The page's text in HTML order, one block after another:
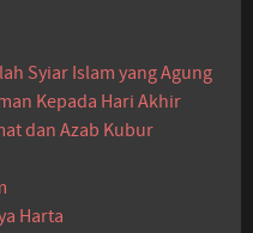
Syiar Islam yang Agung
Kepada Hari Akhir
dan Azab Kubur
Harta